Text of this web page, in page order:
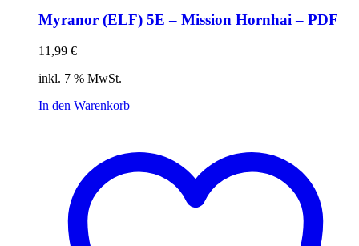
Myranor (ELF) 5E – Mission Hornhai – PDF
11,99 €
inkl. 7 % MwSt.
In den Warenkorb